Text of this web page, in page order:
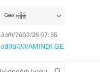
Geo
პარ/7აგვ/26 07:55:24
ამინდი/AMINDI.GE